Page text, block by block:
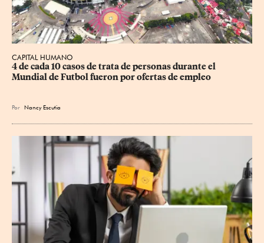
CAPITAL HUMANO
4 de cada 10 casos de trata de personas durante el
Mundial de Futbol fueron por ofertas de empleo
Por Nancy Escutia